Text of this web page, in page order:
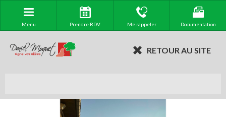
Menu Prendre RDV Me rappeler Documentation
RETOUR AU SITE